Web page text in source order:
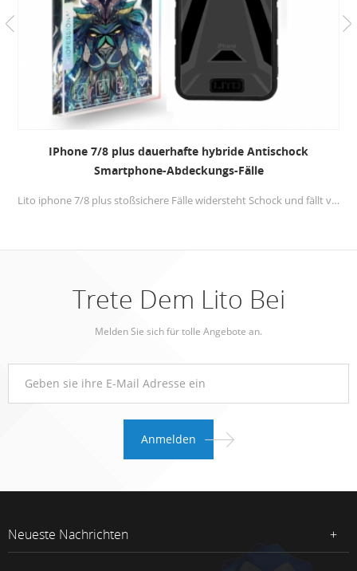
IPhone 7/8 plus dauerhafte hybride Antischock
Smartphone-Abdeckungs-Fälle
Lito iphone 7/8 plus stoßsichere Fälle widersteht Schock und fällt von 6,6 ft hoch. Gibt Ihnen genug Vertrauen, schützen Sie Ihr Telefon vor Schock und fallen.
Trete Dem Lito Bei
Melden Sie sich für tolle Angebote an.
Neueste Nachrichten